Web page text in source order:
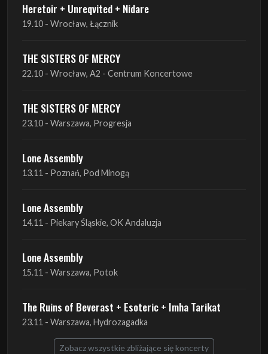
Heretoir + Unreqvited + Nidare
19.10 - Wrocław, Łącznik
THE SISTERS OF MERCY
22.10 - Wrocław, A2 - Centrum Koncertowe
THE SISTERS OF MERCY
23.10 - Warszawa, Progresja
Lone Assembly
13.11 - Poznań, Pod Minogą
Lone Assembly
14.11 - Piekary Śląskie, OK Andaluzja
Lone Assembly
15.11 - Warszawa, Potok
The Ruins of Beverast + Esoteric + Imha Tarikat
23.11 - Warszawa, Hydrozagadka
Zobacz wszystkie zbliżające się koncerty